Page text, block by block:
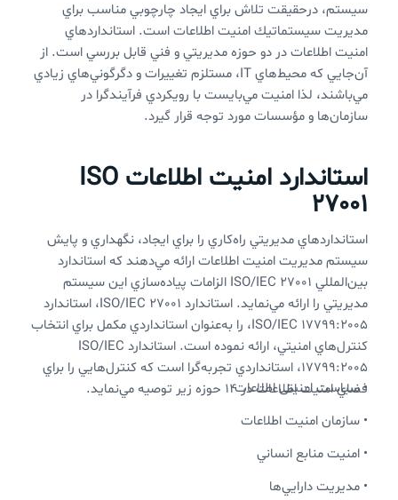
سيستم، درحقيقت تلاش براي ايجاد چارچوبي مناسب براي
مديريت سيستماتيك امنيت اطلاعات ‌است. استانداردهاي
امنيت اطلاعات در دو حوزه مديريتي و فني قابل بررسي است. از
آن‌جايي كه محيط‌هاي IT، مستلزم تغييرات و دگرگوني‌هاي زيادي
مي‌باشند، لذا امنيت مي‌بايست با رويكردي فرآيندگرا در
سازمان‌ها و مؤسسات مورد توجه قرار گيرد.
استاندارد امنیت اطلاعات ISO
27001
استانداردهاي مديريتي راه‌كاري را براي ايجاد، نگهداري و پايش
سيستم مديريت امنيت اطلاعات ارائه مي‌دهند كه استاندارد
بين‌المللي ISO/IEC 27001 الزامات پياده‌سازي اين سيستم
مديريتي را ارائه مي‌نمايد. استاندارد ISO/IEC 27001، استاندارد
ISO/IEC 17799:2005، را به‌عنوان استانداردي مكمل براي انتخاب
كنترل‌هاي امنيتي، ارائه نموده است. استاندارد ISO/IEC
17799:2005، استانداردي تجربه‌گرا است كه كنترل‌هايي را براي
فضاي امنيت اطلاعات در 14 حوزه زير توصيه مي‌نمايد.
• سیاست امنیتی اطلاعات
• سازمان امنيت اطلاعات
• امنيت منابع انساني
• مديريت دارايي‌ها